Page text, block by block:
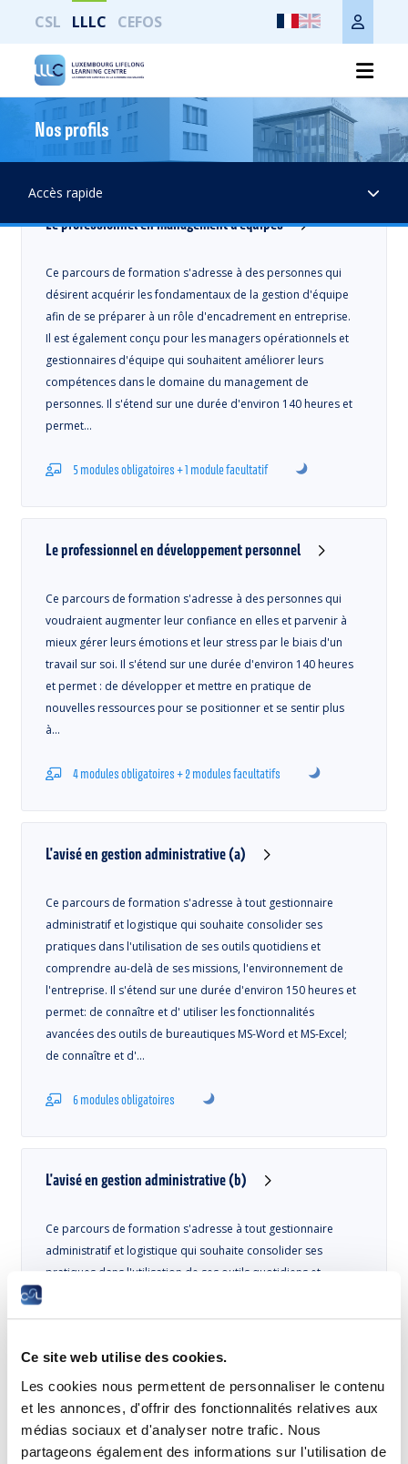
Ce site web utilise des cookies.
Les cookies nous permettent de personnaliser le contenu
et les annonces, d'offrir des fonctionnalités relatives aux
médias sociaux et d'analyser notre trafic. Nous
partageons également des informations sur l'utilisation de
CSL LLLC CEFOS
Nos profils
Accès rapide
Résultats
Développement personnel / professionnel
Le professionnel en management d'équipes
Ce parcours de formation s'adresse à des personnes qui
désirent acquérir les fondamentaux de la gestion d'équipe
afin de se préparer à un rôle d'encadrement en entreprise.
Il est également conçu pour les managers opérationnels et
gestionnaires d'équipe qui souhaitent améliorer leurs
compétences dans le domaine du management de
personnes. Il s'étend sur une durée d'environ 140 heures et
permet…
5 modules obligatoires + 1 module facultatif
Le professionnel en développement personnel
Ce parcours de formation s'adresse à des personnes qui
voudraient augmenter leur confiance en elles et parvenir à
mieux gérer leurs émotions et leur stress par le biais d'un
travail sur soi. Il s'étend sur une durée d'environ 140 heures
et permet : de développer et mettre en pratique de
nouvelles ressources pour se positionner et se sentir plus
à…
4 modules obligatoires + 2 modules facultatifs
L'avisé en gestion administrative (a)
Ce parcours de formation s'adresse à tout gestionnaire
administratif et logistique qui souhaite consolider ses
pratiques dans l'utilisation de ses outils quotidiens et
comprendre au-delà de ses missions, l'environnement de
l'entreprise. Il s'étend sur une durée d'environ 150 heures et
permet: de connaître et d' utiliser les fonctionnalités
avancées des outils de bureautiques MS-Word et MS-Excel;
de connaître et d'…
6 modules obligatoires
L'avisé en gestion administrative (b)
Ce parcours de formation s'adresse à tout gestionnaire
administratif et logistique qui souhaite consolider ses
pratiques dans l'utilisation de ses outils quotidiens et
l'entreprise. Il s'étend sur une durée d'environ 150 heures et
avancées des outils de bureautiques MS-Word et MS-Excel;
de connaître et d'…
6 modules obligatoires